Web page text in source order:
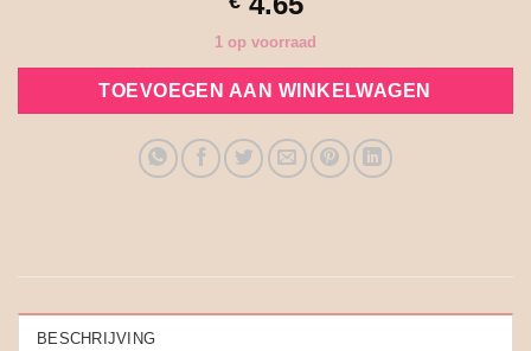
1 op voorraad
TOEVOEGEN AAN WINKELWAGEN
BESCHRIJVING